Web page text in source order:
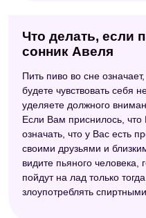
Что делать, если
сонник Авеля
Пить пиво во сне
будете чувствовать себя
уделяете должного
Если Вам приснилось,
означать, что у Вас есть
своими друзьями и
видите пьяного
пойдут на лад только
злоупотреблять